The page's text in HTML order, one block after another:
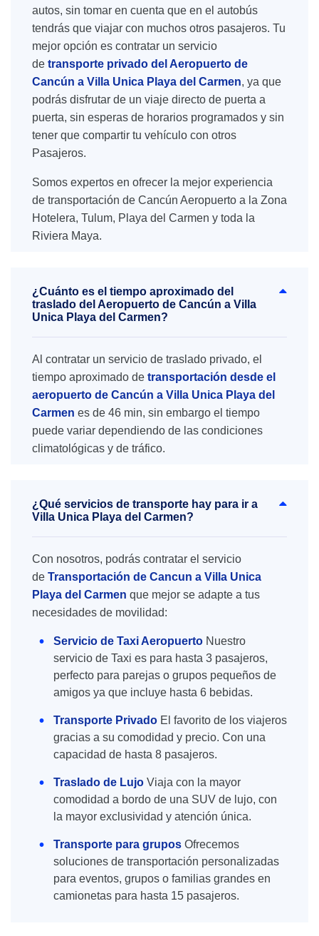
autos, sin tomar en cuenta que en el autobús
tendrás que viajar con muchos otros pasajeros. Tu
mejor opción es contratar un servicio
de transporte privado del Aeropuerto de
Cancún a Villa Unica Playa del Carmen, ya que
podrás disfrutar de un viaje directo de puerta a
puerta, sin esperas de horarios programados y sin
tener que compartir tu vehículo con otros
Pasajeros.
Somos expertos en ofrecer la mejor experiencia
de transportación de Cancún Aeropuerto a la Zona
Hotelera, Tulum, Playa del Carmen y toda la
Riviera Maya.
¿Cuánto es el tiempo aproximado del
traslado del Aeropuerto de Cancún a Villa
Unica Playa del Carmen?
Al contratar un servicio de traslado privado, el
tiempo aproximado de transportación desde el
aeropuerto de Cancún a Villa Unica Playa del
Carmen es de 46 min, sin embargo el tiempo
puede variar dependiendo de las condiciones
climatológicas y de tráfico.
¿Qué servicios de transporte hay para ir a
Villa Unica Playa del Carmen?
Con nosotros, podrás contratar el servicio
de Transportación de Cancun a Villa Unica
Playa del Carmen que mejor se adapte a tus
necesidades de movilidad:
Servicio de Taxi Aeropuerto Nuestro
servicio de Taxi es para hasta 3 pasajeros,
perfecto para parejas o grupos pequeños de
amigos ya que incluye hasta 6 bebidas.
Transporte Privado El favorito de los viajeros
gracias a su comodidad y precio. Con una
capacidad de hasta 8 pasajeros.
Traslado de Lujo Viaja con la mayor
comodidad a bordo de una SUV de lujo, con
la mayor exclusividad y atención única.
Transporte para grupos Ofrecemos
soluciones de transportación personalizadas
para eventos, grupos o familias grandes en
camionetas para hasta 15 pasajeros.